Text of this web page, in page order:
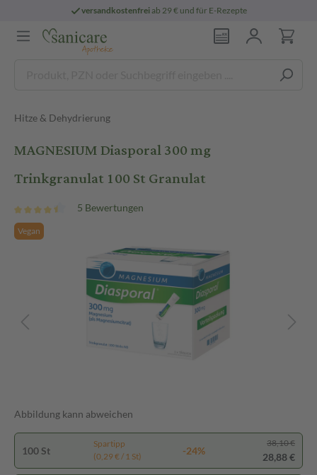
versandkostenfreiab 29 € und für E-Rezepte
Hitze & Dehydrierung
MAGNESIUM Diasporal 300 mg
Trinkgranulat 100 St Granulat
5 Bewertungen
Vegan
Abbildung kann abweichen
100 St
Spartipp
(0,29 € / 1 St)
-24%
38,10 €
28,88 €